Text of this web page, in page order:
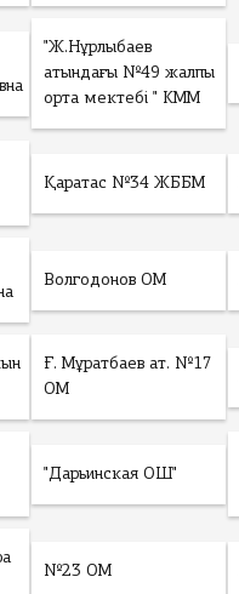
"Ж.Нұрлыбаев
атындағы №49 жалпы
орта мектебі " КММ
Қаратас №34 ЖББМ
Волгодонов ОМ
Ғ. Мұратбаев ат. №17
ОМ
"Дарьинская ОШ"
№23 ОМ